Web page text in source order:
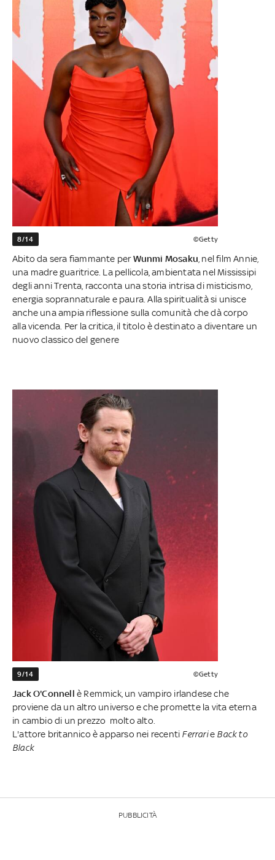
8/14 ©Getty
Abito da sera fiammante perWunmi Mosaku , nel film Annie,
una madre guaritrice. La pellicola, ambientata nel Mississipi
degli anni Trenta, racconta una storia intrisa di misticismo,
energia soprannaturale e paura. Alla spiritualità si unisce
anche una ampia riflessione sulla comunità che dà corpo
alla vicenda. Per la critica, il titolo è destinato a diventare un
nuovo classico del genere
9/14 ©Getty
Jack O'Connell è Remmick, un vampiro irlandese che
proviene da un altro universo e che promette la vita eterna
in cambio di un prezzo molto alto.
L'attore britannico è apparso nei recenti Ferrarie Back to
Black
PUBBLICITÀ